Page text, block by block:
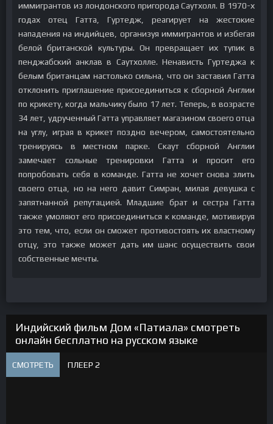
иммигрантов из лондонского пригорода Саутхолл. В 1970-х
годах отец Гатта, Гуртедж, реагирует на жестокие
нападения на индийцев, организуя иммигрантов и избегая
белой британской культуры. Он превращает их тупик в
пенджабский анклав в Саутхолле. Ненависть Гуртеджа к
белым британцам настолько сильна, что он заставил Гатта
отклонить приглашение присоединиться к сборной Англии
по крикету, когда мальчику было 17 лет. Теперь, в возрасте
34 лет, удрученный Гатта управляет магазином своего отца
на углу, играя в крикет поздно вечером, самостоятельно
тренируясь в местном парке. Скаут сборной Англии
замечает сольные тренировки Гатта и просит его
попробовать себя в команде. Гатта не хочет снова злить
своего отца, но на него давит Симран, милая девушка с
запятнанной репутацией. Младшие брат и сестра Гатта
также умоляют его присоединиться к команде, мотивируя
это тем, что, если он сможет противостоять их властному
отцу, это также может дать им шанс осуществить свои
собственные мечты.
Индийский фильм Дом «Патиала» смотреть
онлайн бесплатно на русском языке
СМОТРЕТЬ ПЛЕЕР 2